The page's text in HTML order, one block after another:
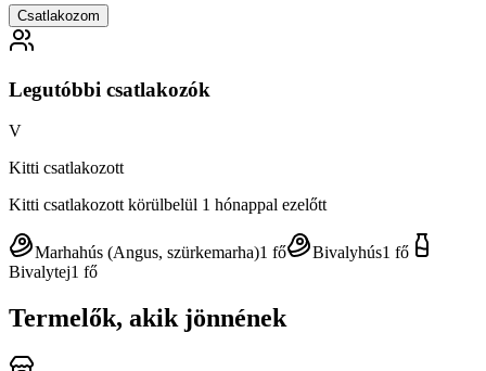
Csatlakozom
Legutóbbi csatlakozók
V
Kitti csatlakozott
Kitti csatlakozott körülbelül 1 hónappal ezelőtt
Marhahús (Angus, szürkemarha)1 fő Bivalyhús1 fő
Bivalytej1 fő
Termelők, akik jönnének